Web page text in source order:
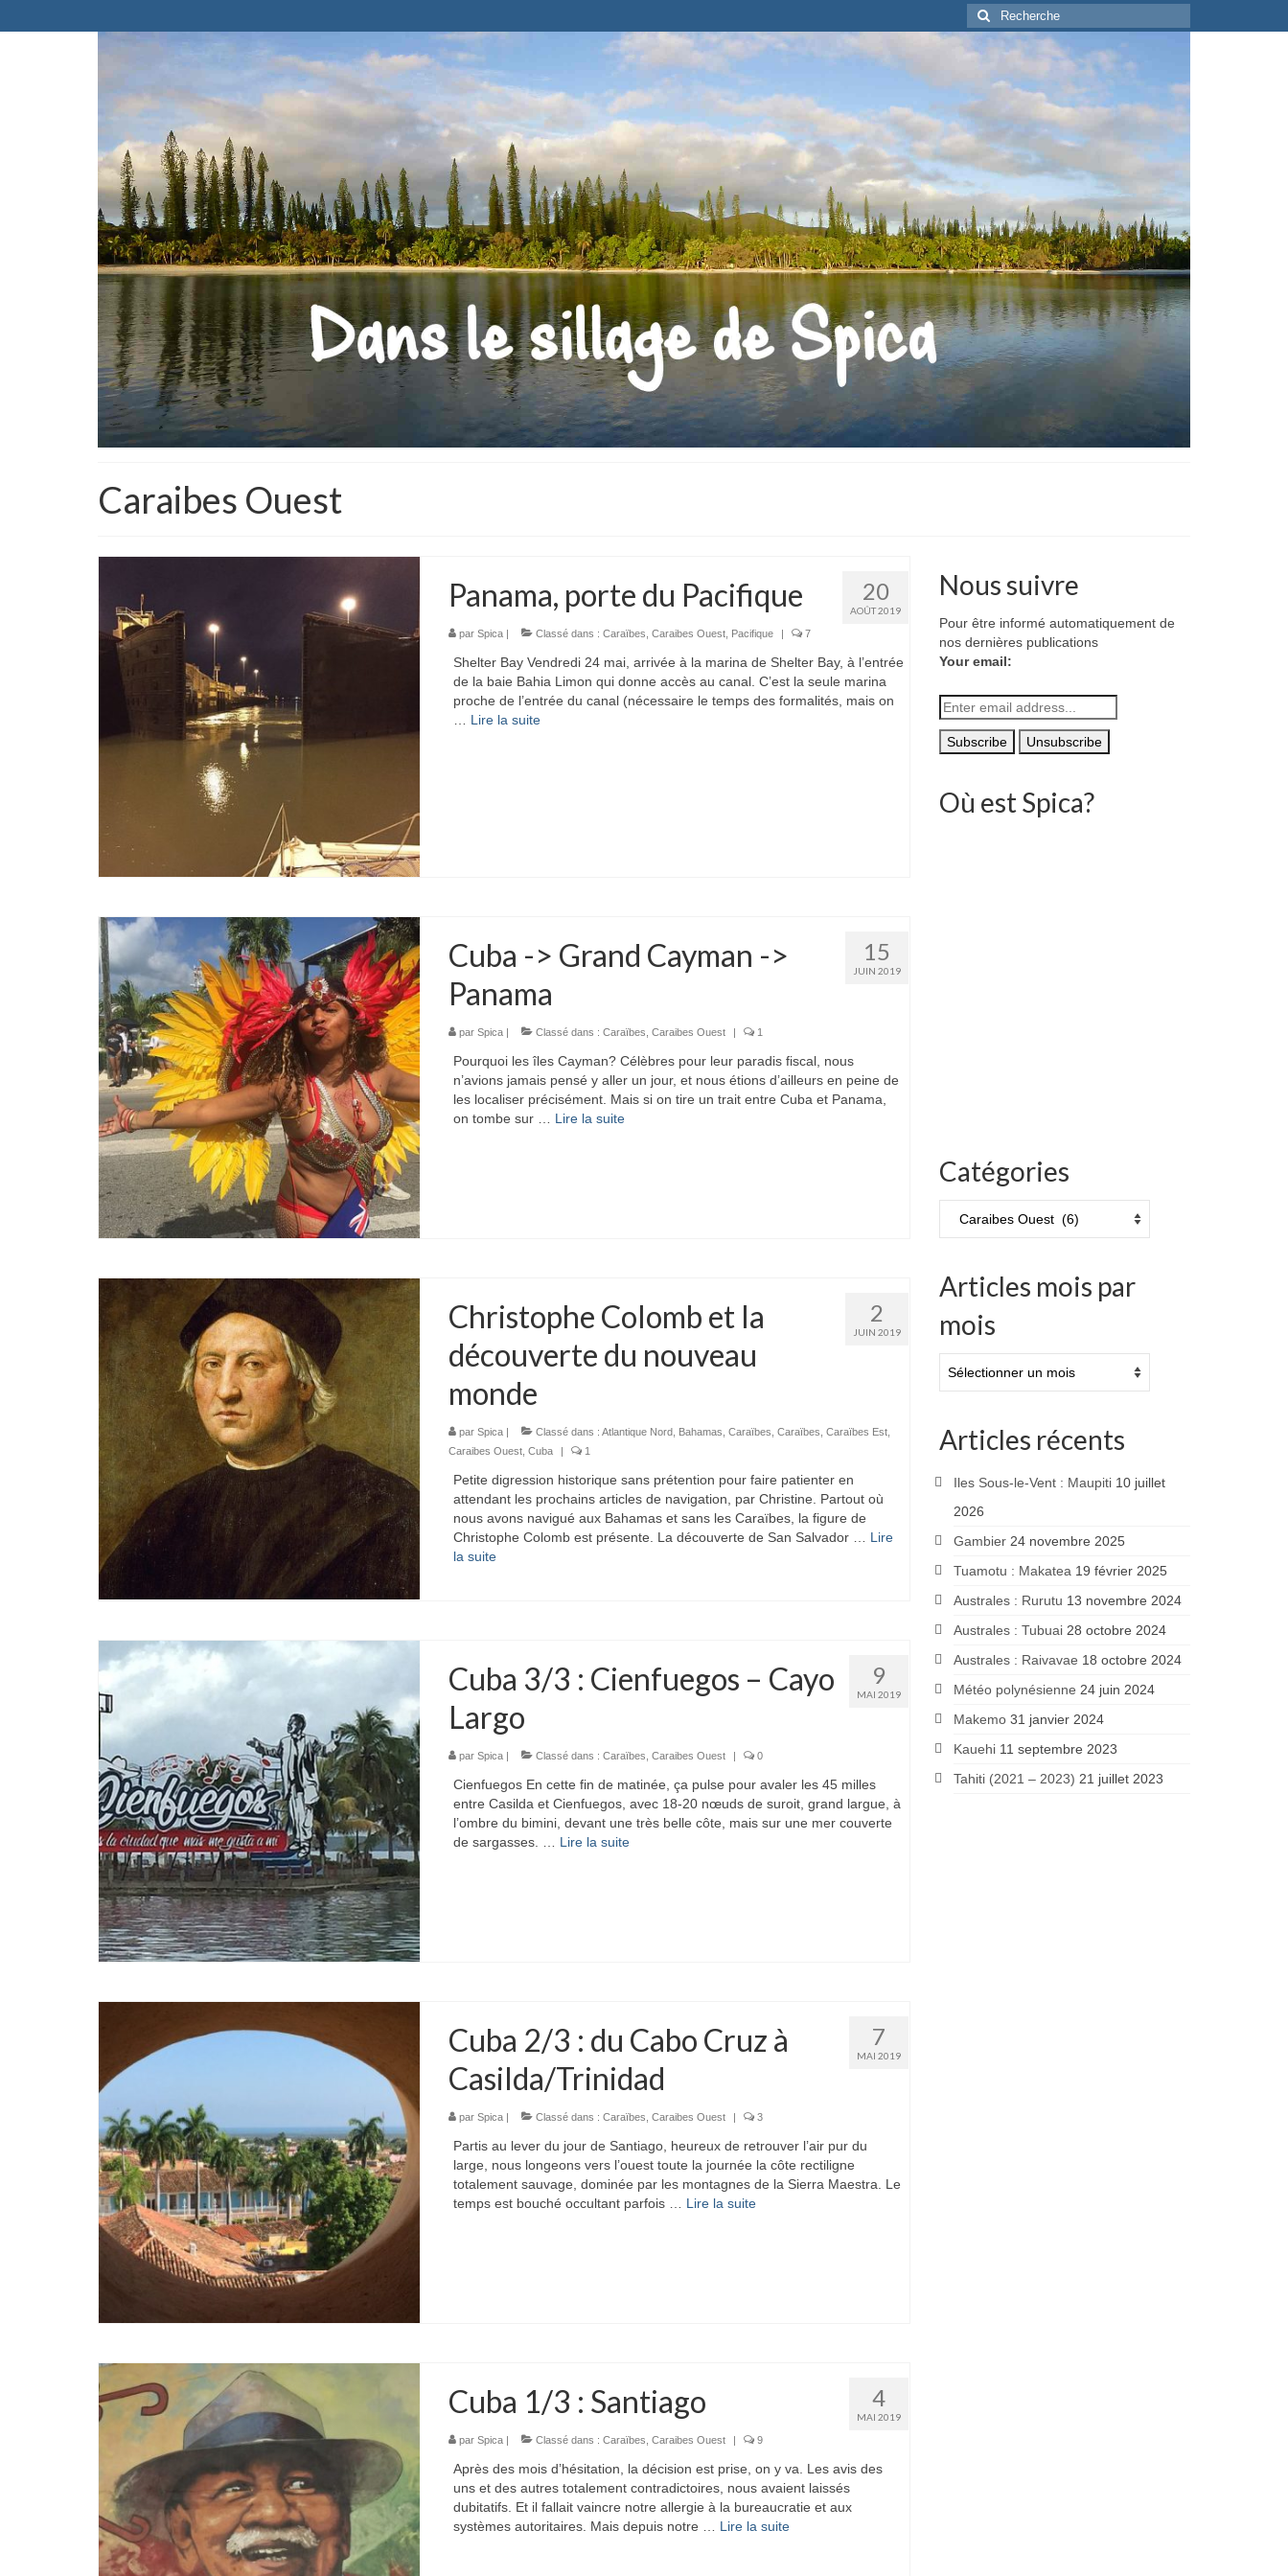
Rechercher
:
Caraibes Ouest
20
AOÛT 2019
Panama, porte du Pacifique
par Spica| Classé dans : Caraïbes Caraibes Ouest, Pacifique | 7
Shelter Bay Vendredi 24 mai, arrivée à la marina de Shelter Bay, à l’entrée
de la baie Bahia Limon qui donne accès au canal. C’est la seule marina
proche de l’entrée du canal (nécessaire le temps des formalités, mais on
Lire la suite­­
15
JUIN 2019
Cuba -> Grand Cayman ->
Panama
par Spica| Classé dans : Caraïbes Caraibes Ouest 1
Pourquoi les îles Cayman? Célèbres pour leur paradis fiscal, nous
n’avions jamais pensé y aller un jour, et nous étions d’ailleurs en peine de
les localiser précisément. Mais si on tire un trait entre Cuba et Panama,
on tombe sur … Lire la suite­­
2
JUIN 2019
Christophe Colomb et la
découverte du nouveau
monde
par Spica| Classé dans : Atlantique Nord, Bahamas Caraïbes Caraïbes Caraïbes Est,
Caraibes Ouest, Cuba | 1
Petite digression historique sans prétention pour faire patienter en
attendant les prochains articles de navigation, par Christine. Partout où
nous avons navigué aux Bahamas et sans les Caraïbes, la figure de
Christophe Colomb est présente. La découverte de San Salvador … Lire
la suite­­
9
MAI 2019
Cuba 3/3 : Cienfuegos – Cayo
Largo
par Spica| Classé dans : Caraïbes Caraibes Ouest | 0
Cienfuegos En cette fin de matinée, ça pulse pour avaler les 45 milles
entre Casilda et Cienfuegos, avec 18-20 nœuds de suroit, grand largue, à
l’ombre du bimini, devant une très belle côte, mais sur une mer couverte
de sargasses. … Lire la suite­­
7
MAI 2019
Cuba 2/3 : du Cabo Cruz à
Casilda/Trinidad
par Spica| Classé dans : Caraïbes Caraibes Ouest | 3
Partis au lever du jour de Santiago, heureux de retrouver l’air pur du
large, nous longeons vers l’ouest toute la journée la côte rectiligne
totalement sauvage, dominée par les montagnes de la Sierra Maestra. Le
temps est bouché occultant parfois … Lire la suite­­
4
MAI 2019
Cuba 1/3 : Santiago
par Spica| Classé dans : Caraïbes Caraibes Ouest | 9
Après des mois d’hésitation, la décision est prise, on y va. Les avis des
uns et des autres totalement contradictoires, nous avaient laissés
dubitatifs. Et il fallait vaincre notre allergie à la bureaucratie et aux
systèmes autoritaires. Mais depuis notre … Lire la suite­­
Nous suivre
Pour être informé automatiquement de
nos dernières publications
Your email:
Où est Spica?
Catégories
Articles mois par
mois
mois
Articles récents
Iles Sous-le-Vent : Maupiti 10 juillet
2026
Gambier 24 novembre 2025
Tuamotu : Makatea 19 février 2025
Australes : Rurutu 13 novembre 2024
Australes : Tubuai 28 octobre 2024
Australes : Raivavae 18 octobre 2024
Météo polynésienne 24 juin 2024
Makemo 31 janvier 2024
Kauehi 11 septembre 2023
Tahiti (2021 – 2023) 21 juillet 2023